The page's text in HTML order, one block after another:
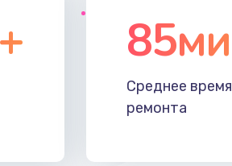
Среднее время
ремонта